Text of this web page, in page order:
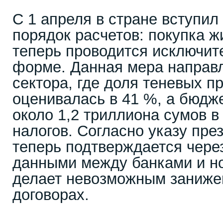
С 1 апреля в стране
порядок расчетов: покупка
теперь проводится
форме. Данная мера
сектора, где доля теневых
оценивалась в 41 %, а
около 1,2 триллиона сумов
налогов. Согласно указу
теперь подтверждается
данными между банками и
делает невозможным
договорах.